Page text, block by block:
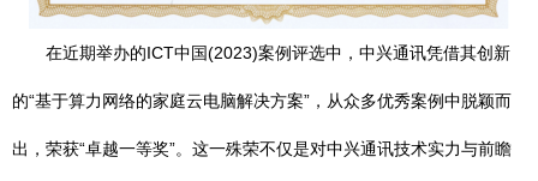
在近期举办的ICT中国(2023)案例评选中，中兴通讯凭借其创新
的“基于算力网络的家庭云电脑解决方案”，从众多优秀案例中脱颖而
出，荣获“卓越一等奖”。这一殊荣不仅是对中兴通讯技术实力与前瞻